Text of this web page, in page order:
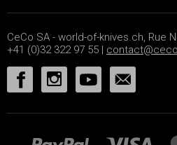
CeCo SA - world-of-knives.ch, Rue
+41 (0)32 322 97 55 |